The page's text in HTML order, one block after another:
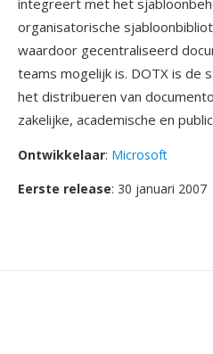
integreert met het
organisatorische
waardoor gecentraliseerd
teams mogelijk is. DOTX is de
het distribueren van
zakelijke, academische en
Ontwikkelaar: Microsoft
Eerste release: 30 januari 2007